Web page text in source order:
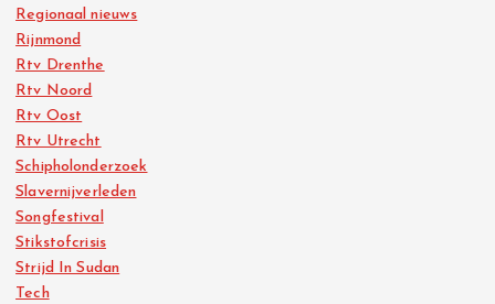
Regionaal nieuws
Rijnmond
Rtv Drenthe
Rtv Noord
Rtv Oost
Rtv Utrecht
Schipholonderzoek
Slavernijverleden
Songfestival
Stikstofcrisis
Strijd In Sudan
Tech